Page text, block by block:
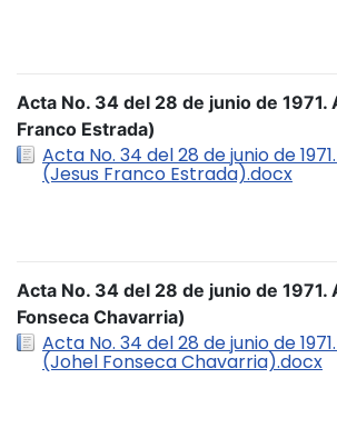
Acta No. 34 del 28 de junio de
Franco Estrada)
Acta No. 34 del 28 de junio de
(Jesus Franco Estrada).docx
Acta No. 34 del 28 de junio de
Fonseca Chavarria)
Acta No. 34 del 28 de junio de
(Johel Fonseca Chavarria).docx